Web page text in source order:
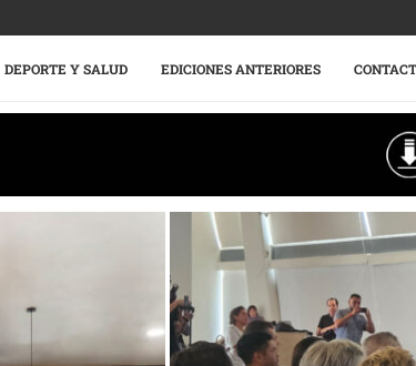
DEPORTE Y SALUD EDICIONES ANTERIORES